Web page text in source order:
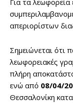
Για τα λεωφορεία
απεριορίστων
Σημειώνεται ότι
λεωφορειακές
πλήρη
ενώ από 08/04/
Θεσσαλονίκη